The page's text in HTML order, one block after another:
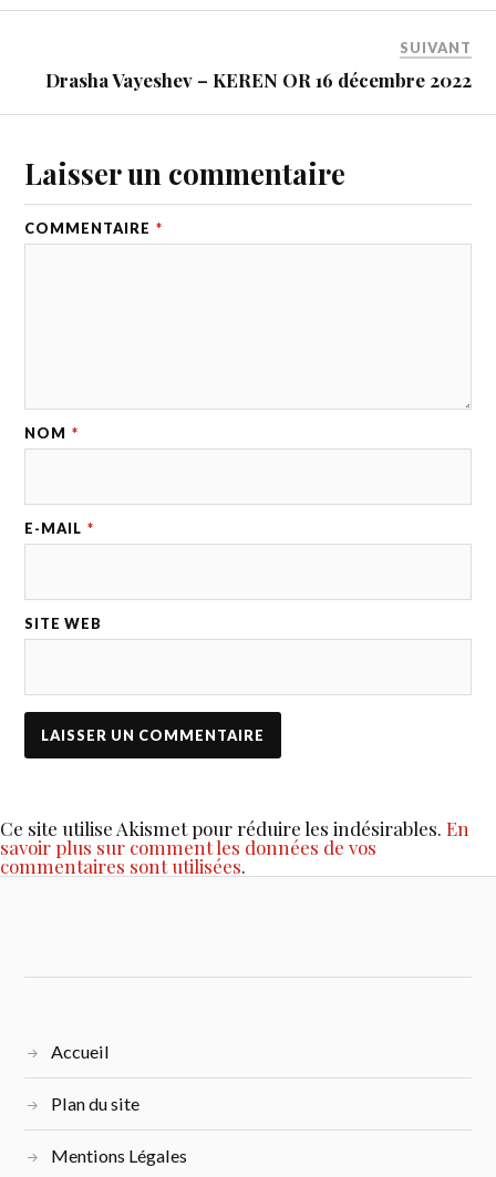
SUIVANT
Drasha Vayeshev – KEREN OR 16 décembre 2022
Laisser un commentaire
COMMENTAIRE *
NOM *
E-MAIL *
SITE WEB
Ce site utilise Akismet pour réduire les indésirables. En
savoir plus sur comment les données de vos
commentaires sont utilisées.
Accueil
Plan du site
Mentions Légales